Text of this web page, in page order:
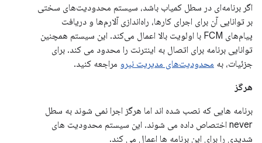
اگر برنامه‌ای در سطل کمیاب باشد، سیستم محدودیت‌های سختی
بر توانایی آن برای اجرای کارها، راه‌اندازی آلارم‌ها و دریافت
پیام‌های FCM با اولویت بالا اعمال می‌کند. این سیستم همچنین
توانایی برنامه برای اتصال به اینترنت را محدود می کند. برای
جزئیات، به محدودیت‌های مدیریت نیرو مراجعه کنید.
هرگز
برنامه هایی که نصب شده اند اما هرگز اجرا نمی شوند به سطل
never اختصاص داده می شوند. این سیستم محدودیت های
شدیدی را برای این برنامه ها اعمال می کند.